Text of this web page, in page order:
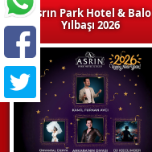
Asrın Park Hotel & Balo
Yılbaşı 2026